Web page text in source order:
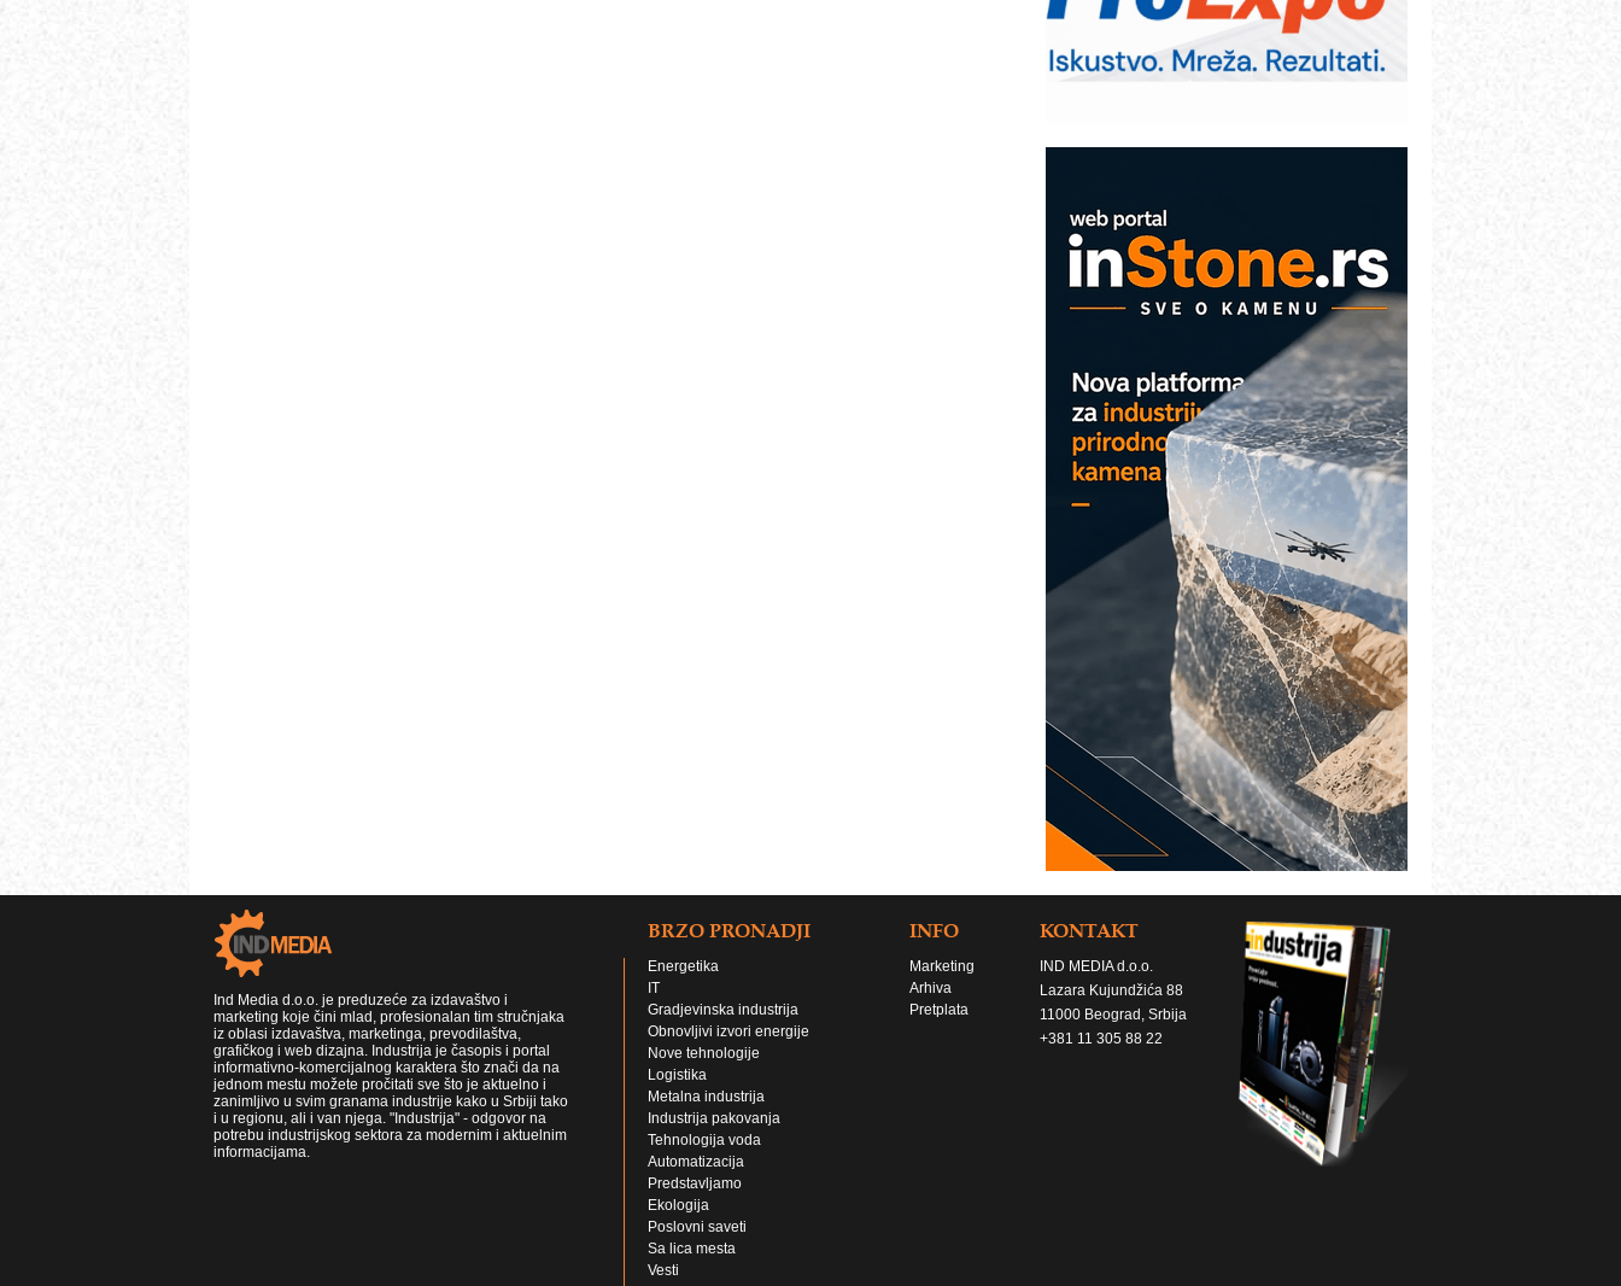
Pranje točkova na gradilištu- standard
modernog i odgovornog građenja
EVOKS Maintenance Management
MAREX - Lim i mašine za savremena
rešenja
Marcom-plast d.o.o.- vaš pouzdan
partner
Ind Media d.o.o. je preduzeće za izdavaštvo i
marketing koje čini mlad, profesionalan tim stručnjaka
iz oblasi izdavaštva, marketinga, prevodilaštva,
grafičkog i web dizajna. Industrija je časopis i portal
informativno-komercijalnog karaktera što znači da na
jednom mestu možete pročitati sve što je aktuelno i
zanimljivo u svim granama industrije kako u Srbiji tako
i u regionu, ali i van njega. "Industrija" - odgovor na
potrebu industrijskog sektora za modernim i aktuelnim
informacijama.
BRZO PRONADJI
Energetika
IT
Gradjevinska industrija
Obnovljivi izvori energije
Nove tehnologije
Logistika
Metalna industrija
Industrija pakovanja
Tehnologija voda
Automatizacija
Predstavljamo
Ekologija
Poslovni saveti
Sa lica mesta
Vesti
INFO
Marketing
Arhiva
Pretplata
KONTAKT
IND MEDIA d.o.o.
Lazara Kujundžića 88
11000 Beograd, Srbija
+381 11 305 88 22